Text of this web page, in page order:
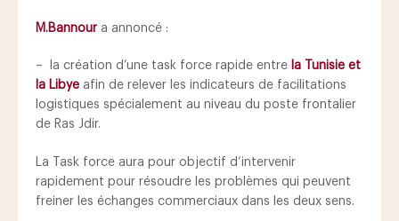
M.Bannour a annoncé :
– la création d’une task force rapide entre la Tunisie et
la Libye afin de relever les indicateurs de facilitations
logistiques spécialement au niveau du poste frontalier
de Ras Jdir.
La Task force aura pour objectif d’intervenir
rapidement pour résoudre les problèmes qui peuvent
freiner les échanges commerciaux dans les deux sens.